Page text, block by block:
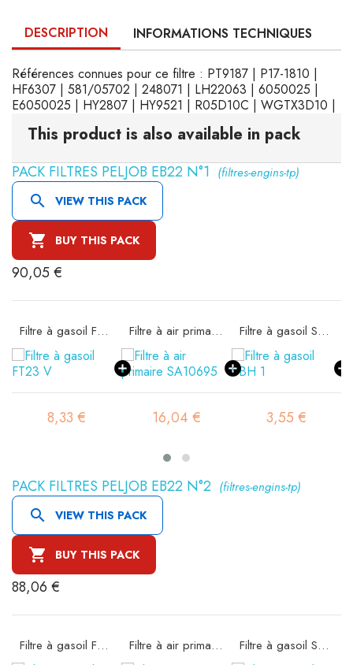
DESCRIPTION INFORMATIONS TECHNIQUES
Références connues pour ce filtre : PT9187 | P17-1810 |
HF6307 | 581/05702 | 248071 | LH22063 | 6050025 |
E6050025 | HY2807 | HY9521 | R05D10C | WGTX3D10 |
This product is also available in pack
PACK FILTRES PELJOB EB22 N°1 (filtres-engins-tp)
 VIEW THIS PACK
 BUY THIS PACK
90,05 €
Filtre à gasoil FT23 V
8,33 €
Filtre à air primaire SA10695
16,04 €
Filtre à gasoil SBH 1
3,55 €
PACK FILTRES PELJOB EB22 N°2 (filtres-engins-tp)
 VIEW THIS PACK
 BUY THIS PACK
88,06 €
Filtre à gasoil FT23 V Filtre à air primaire SA10695 Filtre à gasoil SBH 1